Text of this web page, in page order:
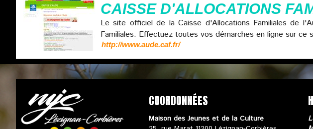
CAISSE D'ALLOCATIONS
Le site officiel de la Caisse d'Allocations Familiales de
Familiales. Effectuez toutes vos démarches en ligne sur ce
http://www.aude.caf.fr/
COORDONNÉES
Maison des Jeunes et de la Culture